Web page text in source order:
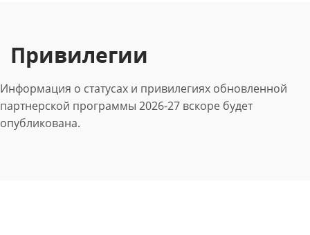
Привилегии
Информация о статусах и привилегиях обновленной
партнерской программы 2026-27 вскоре будет
опубликована.